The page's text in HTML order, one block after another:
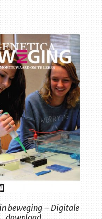
beweging – Digitale
download